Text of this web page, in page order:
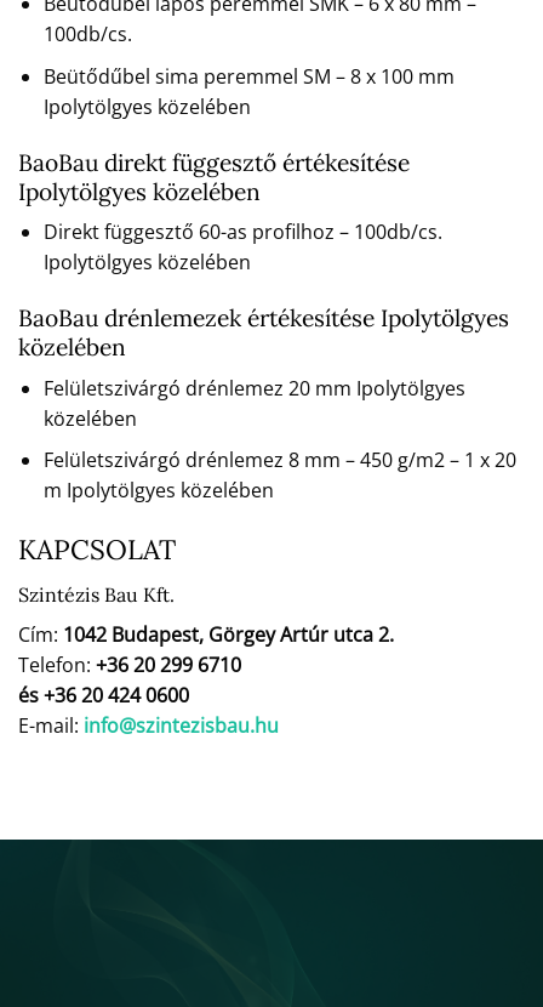
100db/cs.
Beütődűbel sima peremmel SM – 8 x 100 mm
Ipolytölgyes közelében
BaoBau direkt függesztő értékesítése
Ipolytölgyes közelében
Direkt függesztő 60-as profilhoz – 100db/cs.
Ipolytölgyes közelében
BaoBau drénlemezek értékesítése Ipolytölgyes
közelében
Felületszivárgó drénlemez 20 mm Ipolytölgyes
közelében
Felületszivárgó drénlemez 8 mm – 450 g/m2 – 1 x 20
m Ipolytölgyes közelében
KAPCSOLAT
Szintézis Bau Kft.
Cím: 1042 Budapest, Görgey Artúr utca 2.
Telefon: +36 20 299 6710
és +36 20 424 0600
E-mail: info@szintezisbau.hu